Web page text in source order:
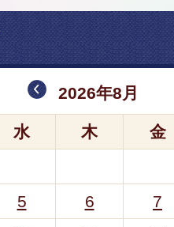
2026年8月
水 木 金
5 6
7